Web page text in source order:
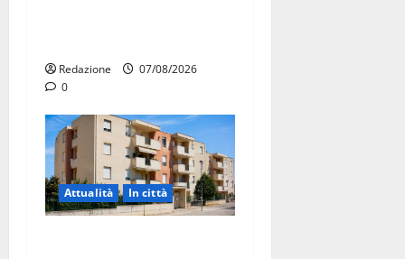
Redazione
07/08/2026
0
Attualità In città